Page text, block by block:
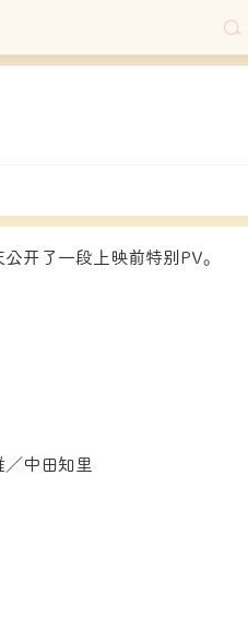
开了一段上映前特别PV。
中田知里